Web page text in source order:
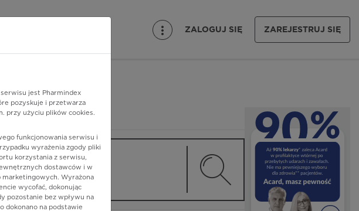
ZALOGUJ SIĘ ZAREJESTRUJ SIĘ
jest Pharmindex
pozyskuje i przetwarza
przy użyciu plików cookies.
funkcjonowania serwisu i
wyrażenia zgody pliki
korzystania z serwisu,
dostawców i w
Wyrażona
wycofać, dokonując
pozostanie bez wpływu na
dokonano na podstawie